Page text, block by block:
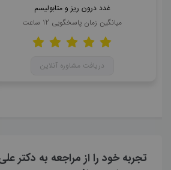
غدد درون ریز و متابولیسم
میانگین زمان پاسخگویی 12 ساعت
دریافت مشاوره آنلاین
تجربه خود را از مراجعه به دکتر